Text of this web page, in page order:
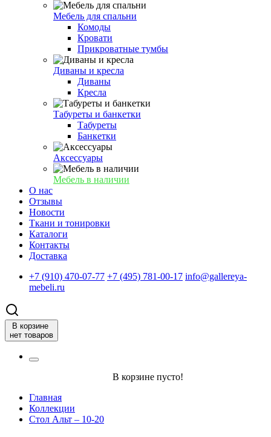
Мебель для спальни
Комоды
Кровати
Прикроватные тумбы
Диваны и кресла
Диваны
Кресла
Табуреты и банкетки
Табуреты
Банкетки
Аксессуары
Мебель в наличии
О нас
Отзывы
Новости
Ткани и тонировки
Каталоги
Контакты
Доставка
+7 (910) 470-07-77 +7 (495) 781-00-17 info@gallereya-
mebeli.ru
В корзине
нет товаров
В корзине пусто!
Главная
Коллекции
Стол Альт – 10-20